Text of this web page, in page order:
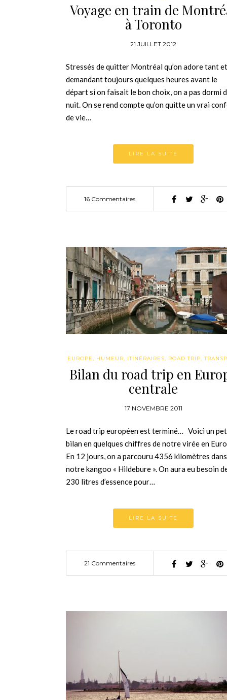
Voyage en train de
à Toronto
21 JUILLET 2012
Stressés de quitter Montréal qu’on adore tant
demandant toujours quelques heures avant le
départ si on faisait le bon choix, on a pas dormi
nuit. On se rend compte qu’on quitte un vrai
de vie…
LIRE LA SUITE
16 Commentaires
EUROPE, HUMEUR, ITINÉRAIRES, ROAD TRIP,
Bilan du road trip en
centrale
17 NOVEMBRE 2011
Le road trip européen est terminé… Voici un
bilan en quelques chiffres de notre virée en
En 12 jours, on a parcouru 4356 kilomètres dans
notre kangoo « Hildebure ». On aura eu besoin
230 litres d’essence pour…
LIRE LA SUITE
21 Commentaires